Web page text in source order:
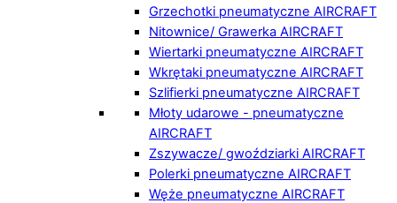
Grzechotki pneumatyczne AIRCRAFT
Nitownice/ Grawerka AIRCRAFT
Wiertarki pneumatyczne AIRCRAFT
Wkrętaki pneumatyczne AIRCRAFT
Szlifierki pneumatyczne AIRCRAFT
Młoty udarowe - pneumatyczne
AIRCRAFT
Zszywacze/ gwoździarki AIRCRAFT
Polerki pneumatyczne AIRCRAFT
Węże pneumatyczne AIRCRAFT